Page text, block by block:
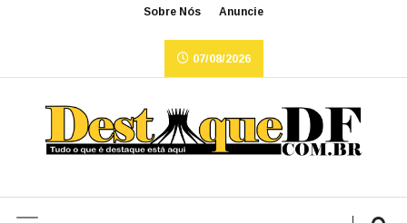
Sobre Nós Anuncie
07/08/2026